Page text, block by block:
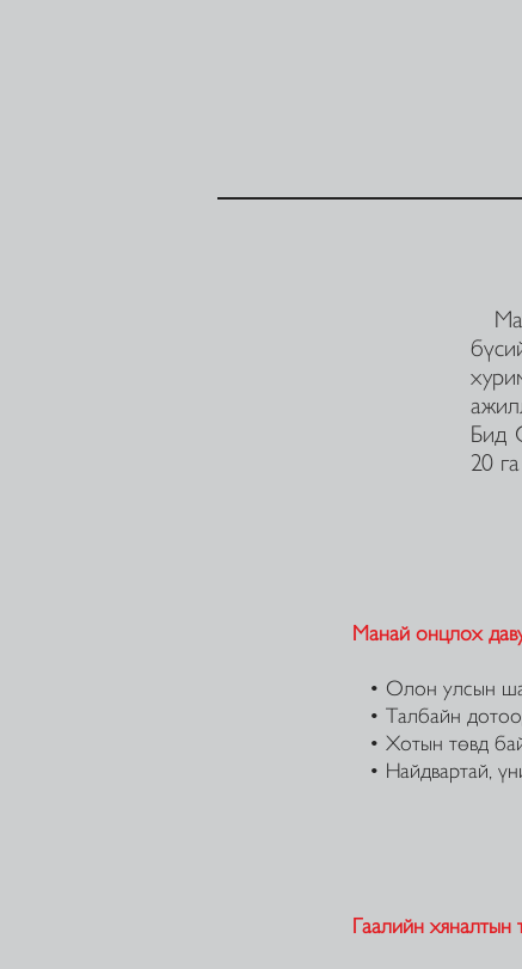
Бид
20
Манай онцлох
• Олон улсын
• Талбайн
• Хотын төвд
• Найдвартай,
Гаалийн хяналтын